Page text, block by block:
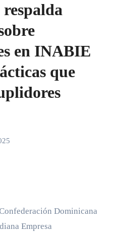
en INABIE
que
Dominicana
Empresa